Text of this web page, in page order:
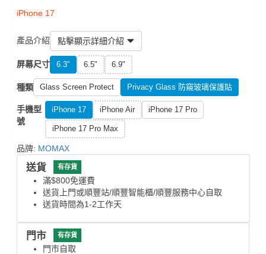
iPhone 17
產品介紹 點擊顯示詳細介紹
屏幕尺寸 6.3" 6.5" 6.9"
種類 Glass Screen Protect Privacy Glass 防窺玻璃保護貼
手機型
號
iPhone 17 iPhone Air iPhone 17 Pro
iPhone 17 Pro Max
品牌: MOMAX
送貨 有存貨
滿$800免運費
送貨上門或順豐站/順豐智能櫃/順豐服務中心自取
送貨時間為1-2工作天
門市 有存貨
門市自取